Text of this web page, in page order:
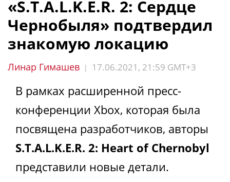
«S.T.A.L.K.E.R. 2: Сердце
Чернобыля» подтвердил
знакомую локацию
Линар Гимашев | 17.06.2021, 21:59 GMT+3
В рамках расширенной пресс-
конференции Xbox, которая была
посвящена разработчиков, авторы
S.T.A.L.K.E.R. 2: Heart of Chernobyl
представили новые детали.